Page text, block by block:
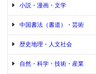
小説・漫画・文学
中国書法（書道）・芸術
歴史地理・人文社会
自然・科学・技術・産業